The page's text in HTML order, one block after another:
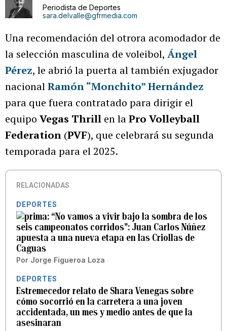
Periodista de Deportes
sara.delvalle@gfrmedia.com
Una recomendación del otrora acomodador de
la selección masculina de voleibol, Ángel
Pérez, le abrió la puerta al también exjugador
nacionalRamón “Monchito” Hernández
para que fuera contratado para dirigir el
equipo Vegas Thrill en laPro Volleyball
Federation (PVF), que celebrará su segunda
temporada para el 2025.
RELACIONADAS
DEPORTES
“No vamos a vivir bajo la sombra de los
seis campeonatos corridos”: Juan Carlos Núñez
apuesta a una nueva etapa en las Criollas de
Caguas
Por Jorge Figueroa Loza
DEPORTES
Estremecedor relato de Shara Venegas sobre
cómo socorrió en la carretera a una joven
accidentada, un mes y medio antes de que la
asesinaran